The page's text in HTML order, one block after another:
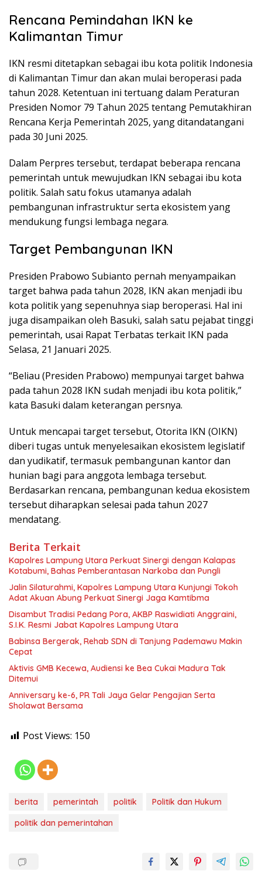
Rencana Pemindahan IKN ke
Kalimantan Timur
IKN resmi ditetapkan sebagai ibu kota politik Indonesia
di Kalimantan Timur dan akan mulai beroperasi pada
tahun 2028. Ketentuan ini tertuang dalam Peraturan
Presiden Nomor 79 Tahun 2025 tentang Pemutakhiran
Rencana Kerja Pemerintah 2025, yang ditandatangani
pada 30 Juni 2025.
Dalam Perpres tersebut, terdapat beberapa rencana
pemerintah untuk mewujudkan IKN sebagai ibu kota
politik. Salah satu fokus utamanya adalah
pembangunan infrastruktur serta ekosistem yang
mendukung fungsi lembaga negara.
Target Pembangunan IKN
Presiden Prabowo Subianto pernah menyampaikan
target bahwa pada tahun 2028, IKN akan menjadi ibu
kota politik yang sepenuhnya siap beroperasi. Hal ini
juga disampaikan oleh Basuki, salah satu pejabat tinggi
pemerintah, usai Rapat Terbatas terkait IKN pada
Selasa, 21 Januari 2025.
“Beliau (Presiden Prabowo) mempunyai target bahwa
pada tahun 2028 IKN sudah menjadi ibu kota politik,”
kata Basuki dalam keterangan persnya.
Untuk mencapai target tersebut, Otorita IKN (OIKN)
diberi tugas untuk menyelesaikan ekosistem legislatif
dan yudikatif, termasuk pembangunan kantor dan
hunian bagi para anggota lembaga tersebut.
Berdasarkan rencana, pembangunan kedua ekosistem
tersebut diharapkan selesai pada tahun 2027
mendatang.
Berita Terkait
Kapolres Lampung Utara Perkuat Sinergi dengan Kalapas
Kotabumi, Bahas Pemberantasan Narkoba dan Pungli
Jalin Silaturahmi, Kapolres Lampung Utara Kunjungi Tokoh
Adat Akuan Abung Perkuat Sinergi Jaga Kamtibma
Disambut Tradisi Pedang Pora, AKBP Raswidiati Anggraini,
S.I.K. Resmi Jabat Kapolres Lampung Utara
Babinsa Bergerak, Rehab SDN di Tanjung Pademawu Makin
Cepat
Aktivis GMB Kecewa, Audiensi ke Bea Cukai Madura Tak
Ditemui
Anniversary ke-6, PR Tali Jaya Gelar Pengajian Serta
Sholawat Bersama
Post Views: 150
berita pemerintah politik
Politik dan Hukum
politik dan pemerintahan